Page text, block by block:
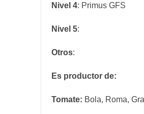
Nivel 4: Primus GFS
Nivel 5:
Otros:
Es productor de:
Tomate: Bola, Roma,